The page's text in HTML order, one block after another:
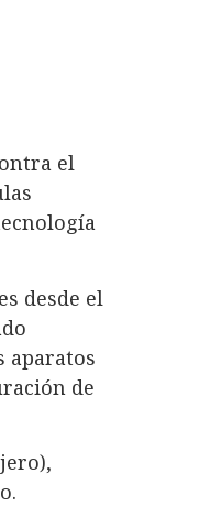
el
desde el
aparatos
de